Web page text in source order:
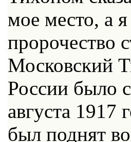
мое место, а
пророчество
Московский
России было
августа 1917
был поднят